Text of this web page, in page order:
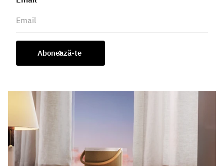
Abonează-te